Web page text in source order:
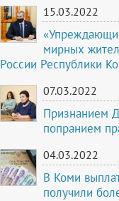
15.03.2022
мирных
России Республики
07.03.2022
Признанием
попранием
04.03.2022
В Коми
получили